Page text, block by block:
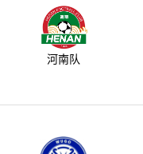
河南队